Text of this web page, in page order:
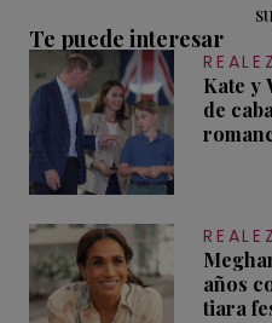
Te puede interesar
Kate y
de
años
tiara